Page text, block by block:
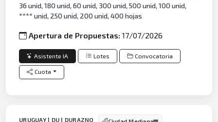
36 unid, 180 unid, 60 unid, 300 unid, 500 unid, 100 unid,
**** unid, 250 unid, 200 unid, 400 hojas
Apertura de Propuestas:17/07/2026
Asistente IA Lotes Convocatoria
Cuota
URUGUAY | DU | DURAZNO